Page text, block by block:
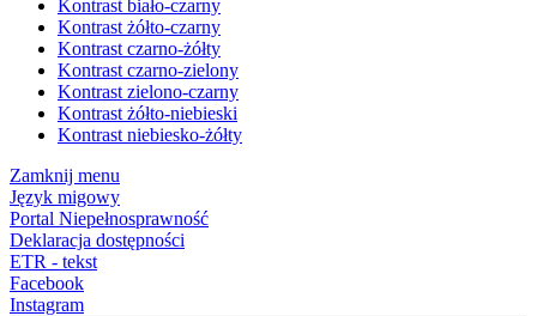
Kontrast biało-czarny
Kontrast żółto-czarny
Kontrast czarno-żółty
Kontrast czarno-zielony
Kontrast zielono-czarny
Kontrast żółto-niebieski
Kontrast niebiesko-żółty
Zamknij menu
Język migowy
Portal Niepełnosprawność
Deklaracja dostępności
ETR - tekst
Facebook
Instagram